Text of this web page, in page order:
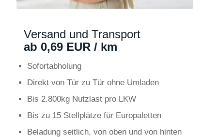
Versand und Transport
ab 0,69 EUR / km
Sofortabholung
Direkt von Tür zu Tür ohne Umladen
Bis 2.800kg Nutzlast pro LKW
Bis zu 15 Stellplätze für Europaletten
Beladung seitlich, von oben und von hinten